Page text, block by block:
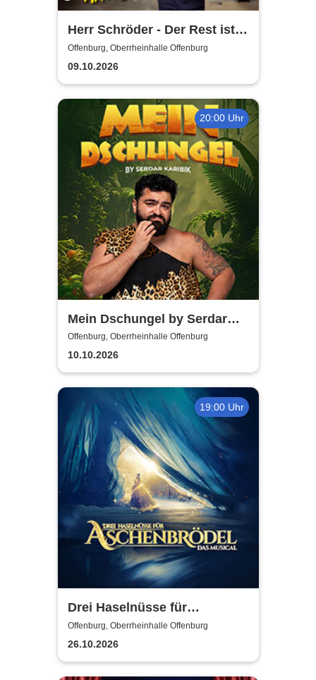
Herr Schröder - Der Rest ist
Hausaufgabe
Offenburg, Oberrheinhalle Offenburg
09.10.2026
20:00 Uhr
Mein Dschungel by Serdar
Karibik
Offenburg, Oberrheinhalle Offenburg
10.10.2026
19:00 Uhr
Drei Haselnüsse für
Aschenbrödel - Das Musical
Offenburg, Oberrheinhalle Offenburg
26.10.2026